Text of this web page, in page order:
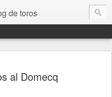
de toros
al Domecq